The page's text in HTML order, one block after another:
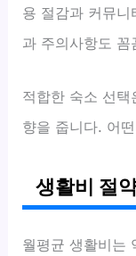
용 절감과 커뮤
과 주의사항도
적합한 숙소 선
향을 줍니다. 어
생활비 절
월평균 생활비는